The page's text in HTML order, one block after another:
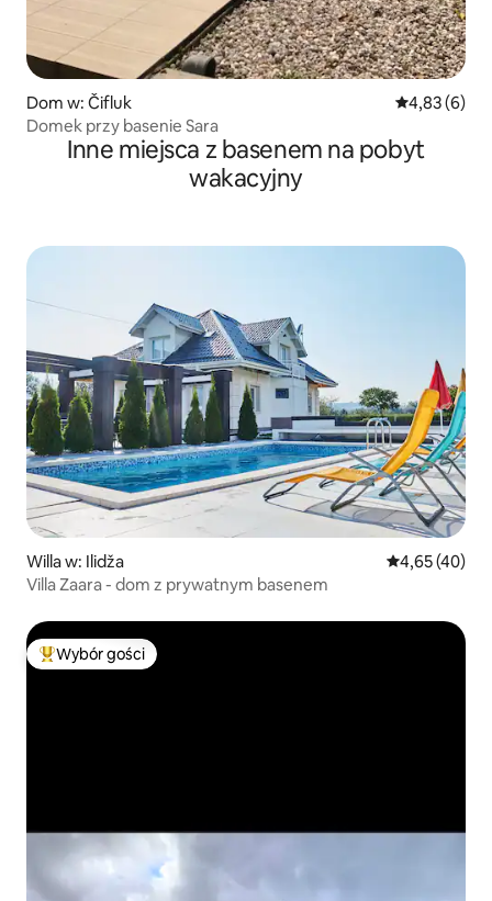
Dom w: Čifluk Średnia
4,83 (6)
Domek przy basenie Sara
Inne miejsca z basenem na pobyt
wakacyjny
Willa w: Ilidža Średnia
4,65 (40)
Villa Zaara - dom z prywatnym basenem
Najpopularniejsze z kategorii Wybór gości
Wybór gości